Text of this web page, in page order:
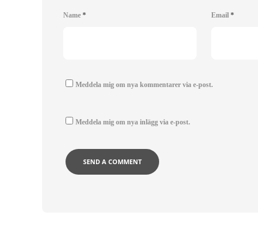
Name * Email *
Meddela mig om nya kommentarer via e-post.
Meddela mig om nya inlägg via e-post.